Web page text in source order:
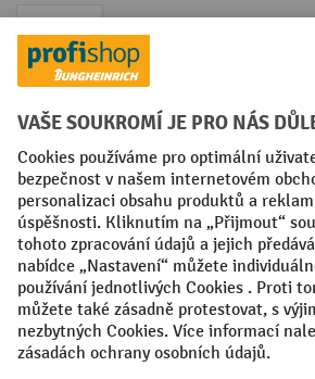
Faktura
Sociální sítě
Facebook
YouTubeLinkedIn
VODP Otisk
Prohlášení o ochraně osobních údajů
Nastavení ochrany osobních údajů